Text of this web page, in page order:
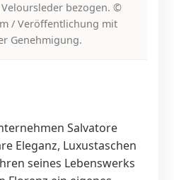
bezogen. ©
/ Veröffentlichung mit
Genehmigung.
Salvatore
Eleganz, Luxustaschen
seines Lebenswerks